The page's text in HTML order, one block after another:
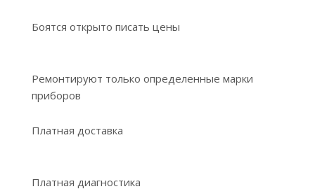
Боятся открыто писать цены
Ремонтируют только определенные марки
приборов
Платная доставка
Платная диагностика